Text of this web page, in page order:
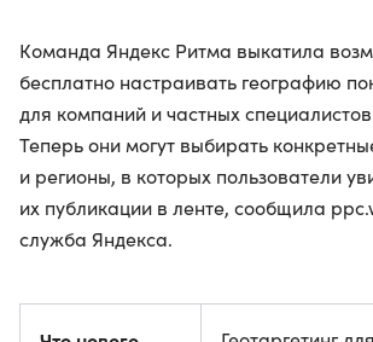
Команда Яндекс Ритма выкатила
бесплатно настраивать географию
для компаний и частных
Теперь они могут выбирать
и регионы, в которых пользователи
их публикации в ленте, сообщила
служба Яндекса.